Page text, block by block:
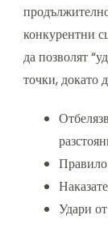
конкурентни
да позволят
точки, докато
Правило
Удари